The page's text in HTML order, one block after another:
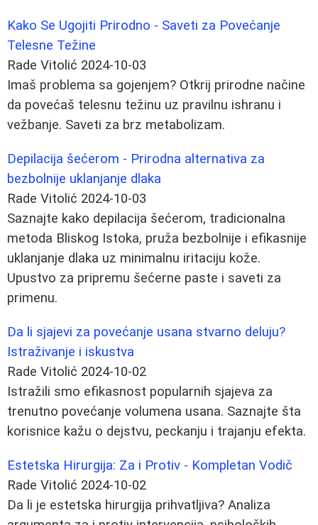
Kako Se Ugojiti Prirodno - Saveti za Povećanje
Telesne Težine
Rade Vitolić 2024-10-03
Imaš problema sa gojenjem? Otkrij prirodne načine
da povećaš telesnu težinu uz pravilnu ishranu i
vežbanje. Saveti za brz metabolizam.
Depilacija šećerom - Prirodna alternativa za
bezbolnije uklanjanje dlaka
Rade Vitolić 2024-10-03
Saznajte kako depilacija šećerom, tradicionalna
metoda Bliskog Istoka, pruža bezbolnije i efikasnije
uklanjanje dlaka uz minimalnu iritaciju kože.
Upustvo za pripremu šećerne paste i saveti za
primenu.
Da li sjajevi za povećanje usana stvarno deluju?
Istraživanje i iskustva
Rade Vitolić 2024-10-02
Istražili smo efikasnost popularnih sjajeva za
trenutno povećanje volumena usana. Saznajte šta
korisnice kažu o dejstvu, peckanju i trajanju efekta.
Estetska Hirurgija: Za i Protiv - Kompletan Vodič
Rade Vitolić 2024-10-02
Da li je estetska hirurgija prihvatljiva? Analiza